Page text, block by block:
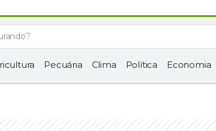
Pecuária Clima Política Economia